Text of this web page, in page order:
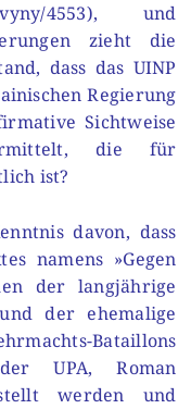
4553), und
zieht die
dass das UINP
Regierung
Sichtweise
die für
ist?
davon, dass
namens »Gegen
der langjährige
der ehemalige
Bataillons
UPA, Roman
werden und